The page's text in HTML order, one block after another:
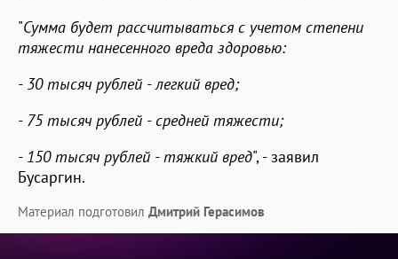
"Сумма будет рассчитываться с учетом степени
тяжести нанесенного вреда здоровью:
- 30 тысяч рублей - легкий вред;
- 75 тысяч рублей - средней тяжести;
- 150 тысяч рублей - тяжкий вред", - заявил
Бусаргин.
Материал подготовил Дмитрий Герасимов